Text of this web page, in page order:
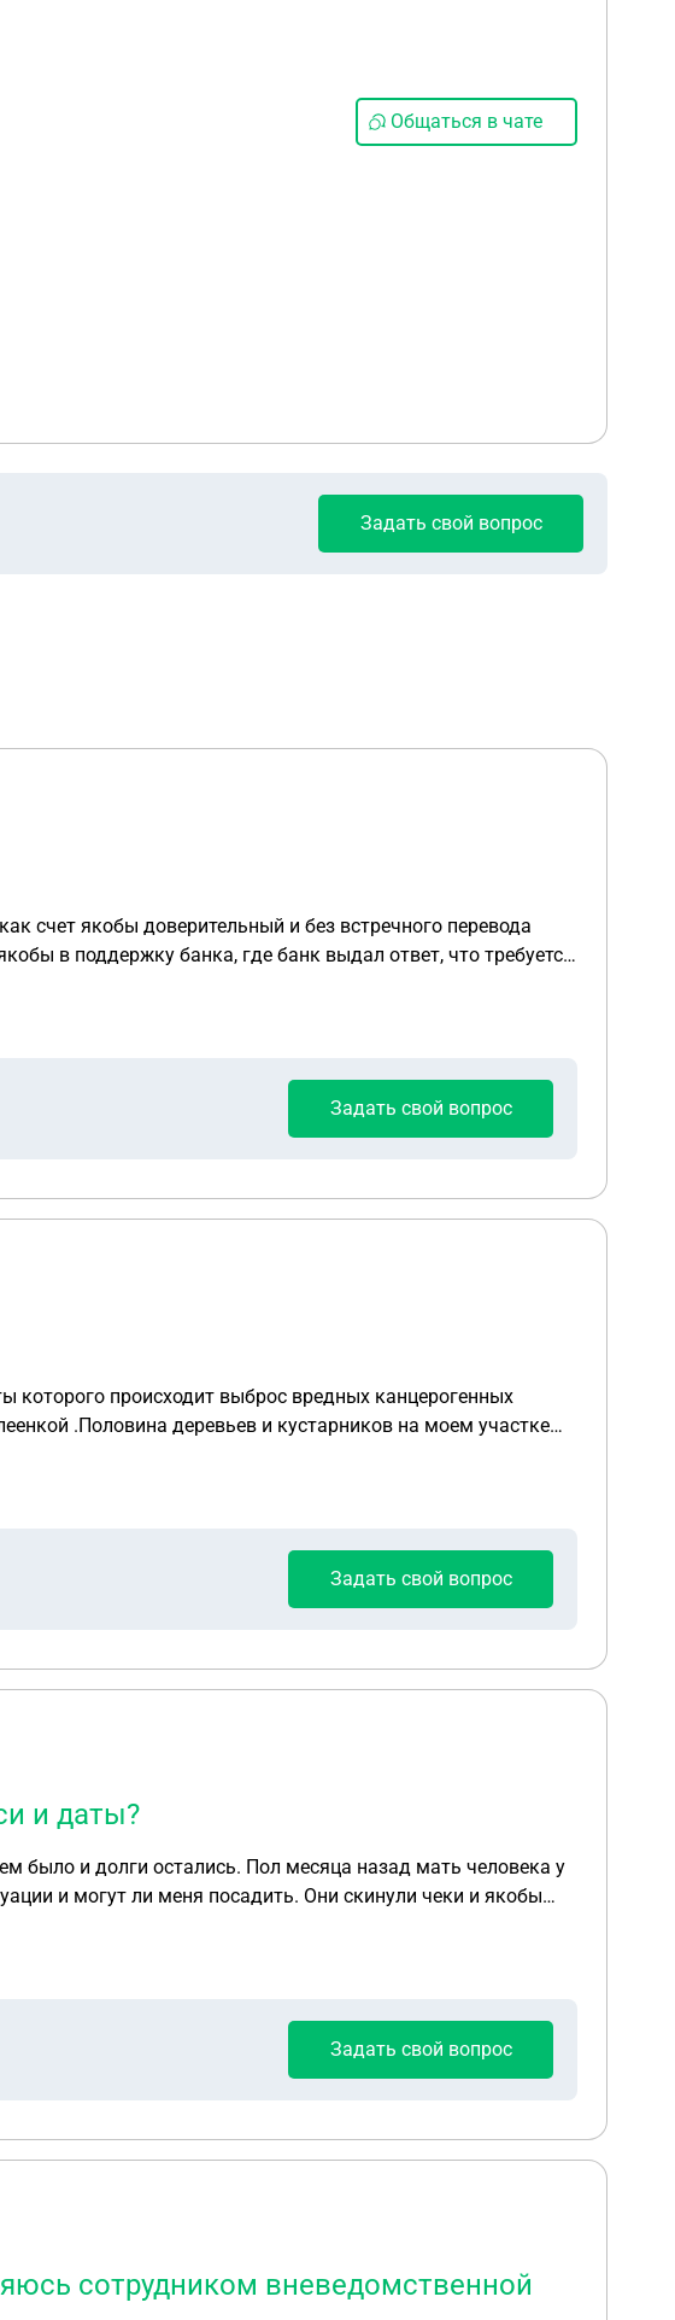
Общаться в чате
Задать свой вопрос
счет якобы доверительный и без встречного перевода
в поддержку банка, где банк выдал ответ, что требуется
р одним переводом, якобы раздельный перевод не в
Задать свой вопрос
.Половина деревьев и кустарников на моем участке
все вокруг выбросами.
Задать свой вопрос
и даты?
было и долги остались. Пол месяца назад мать человека у
и могут ли меня посадить. Они скинули чеки и якобы
но это не все что я брал, в расписке подпись не
Задать свой вопрос
сотрудником вневедомственной